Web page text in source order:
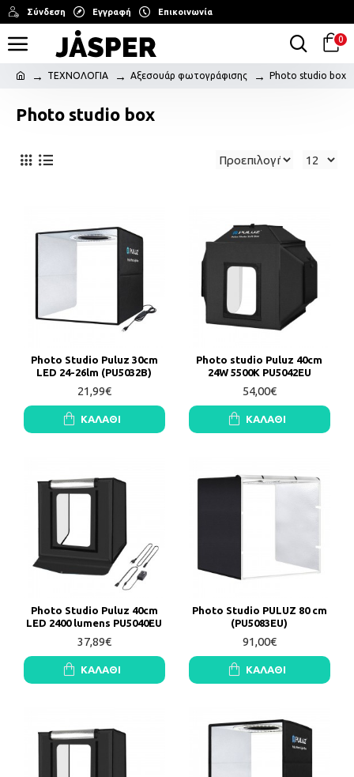
Σύνδεση Εγγραφή Επικοινωνία
0
ΤΕΧΝΟΛΟΓΙΑ Αξεσουάρ φωτογράφισης Photo studio box
Photo studio box
Photo Studio Puluz 30cm
LED 24-26lm (PU5032B)
21,99€
ΚΑΛΆΘΙ
Photo studio Puluz 40cm
24W 5500K PU5042EU
54,00€
ΚΑΛΆΘΙ
Photo Studio Puluz 40cm
LED 2400 lumens PU5040EU
37,89€
ΚΑΛΆΘΙ
Photo Studio PULUZ 80 cm
(PU5083EU)
91,00€
ΚΑΛΆΘΙ